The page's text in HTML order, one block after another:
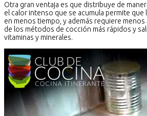
Otra gran ventaja es que distribuye de
el calor intenso que se acumula permite
en menos tiempo, y además requiere
de los métodos de cocción más rápidos y
vitaminas y minerales.